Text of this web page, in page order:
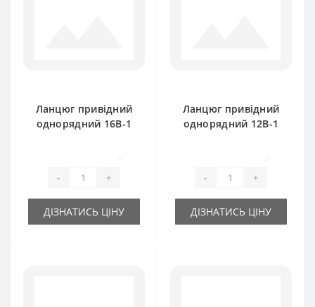
Ланцюг привідний
однорядний 16B-1
- +
ДІЗНАТИСЬ ЦІНУ
Ланцюг привідний
однорядний 12B-1
- +
ДІЗНАТИСЬ ЦІНУ